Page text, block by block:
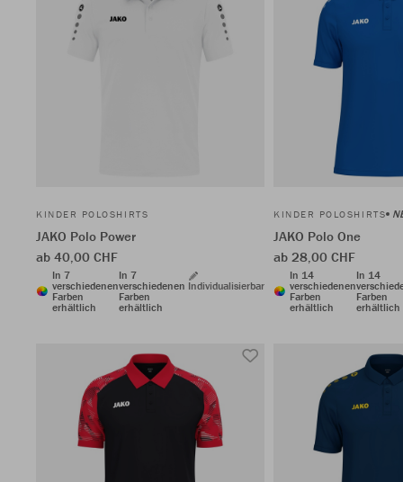
KINDER POLOSHIRTS
JAKO Polo Power
ab 40,00 CHF
In 7
verschiedenen
Farben
erhältlich
In 7
verschiedenen
Farben
erhältlich
Individualisierbar
KINDER POLOSHIRTS
JAKO Polo One
ab 28,00 CHF
In 14
verschiedenen
Farben
erhältlich
In 14
Farben
erhältlich